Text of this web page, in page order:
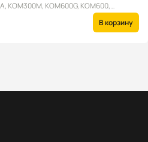
KOM300M, KOM600G, KOM600,
Opal5, Opal5G, Opal8, В корзину